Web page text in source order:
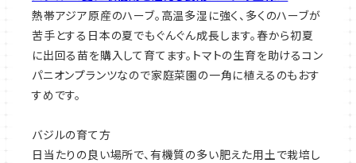
熱帯アジア原産のハーブ。高温多湿に強く、多くのハーブが
苦手とする日本の夏でもぐんぐん成長します。春から初夏
に出回る苗を購入して育てます。トマトの生育を助けるコン
パニオンプランツなので家庭菜園の一角に植えるのもおす
すめです。
バジルの育て方
日当たりの良い場所で、有機質の多い肥えた用土で栽培し